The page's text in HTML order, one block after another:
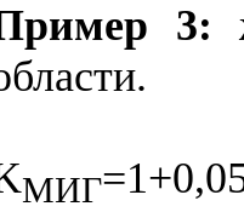
3:
МИГ